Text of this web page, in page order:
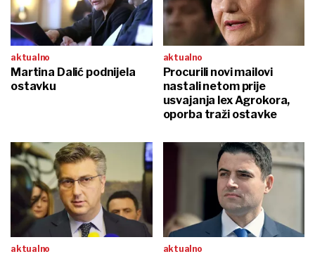
aktualno
Martina Dalić podnijela
ostavku
aktualno
Procurili novi mailovi
nastali netom prije
usvajanja lex Agrokora,
oporba traži ostavke
aktualno aktualno